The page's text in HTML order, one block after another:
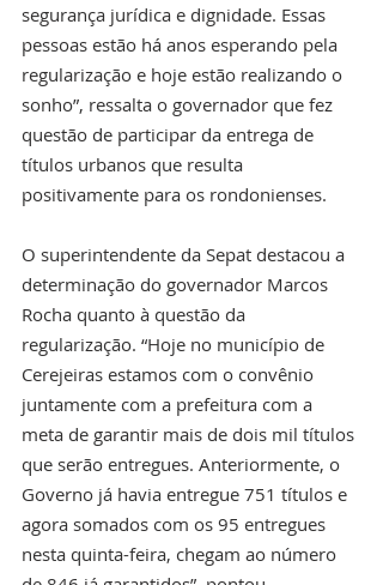
segurança jurídica e dignidade. Essas
pessoas estão há anos esperando pela
regularização e hoje estão realizando o
sonho”, ressalta o governador que fez
questão de participar da entrega de
títulos urbanos que resulta
positivamente para os rondonienses.
O superintendente da Sepat destacou a
determinação do governador Marcos
Rocha quanto à questão da
regularização. “Hoje no município de
Cerejeiras estamos com o convênio
juntamente com a prefeitura com a
meta de garantir mais de dois mil títulos
que serão entregues. Anteriormente, o
Governo já havia entregue 751 títulos e
agora somados com os 95 entregues
nesta quinta-feira, chegam ao número